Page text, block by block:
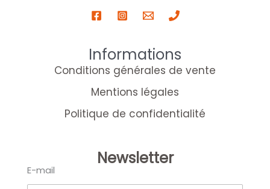
Informations
Conditions générales de vente
Mentions légales
Politique de confidentialité
Newsletter
E-mail